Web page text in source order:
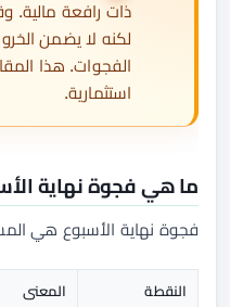
ذات رافعة مالية.
لكنه لا يضمن
الفجوات. هذا
استثمارية.
ما هي فجوة نهاية
فجوة نهاية الأسبوع هي
النقطة المعنى